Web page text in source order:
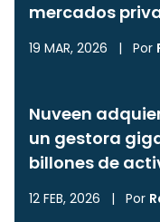
mercados
19 MAR, 2026 | Por
Nuveen
un gestora
billones de
12 FEB, 2026 | Por